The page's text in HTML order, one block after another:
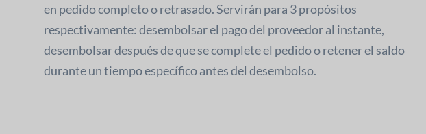
en pedido completo o retrasado. Servirán para 3 propósitos
respectivamente: desembolsar el pago del proveedor al instante,
desembolsar después de que se complete el pedido o retener el saldo
durante un tiempo específico antes del desembolso.